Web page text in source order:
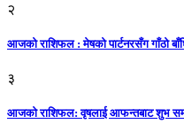
२
आजको राशिफल : मेषको पार्टनरसँग गाँठो
३
आजकाे राशिफल: वृषलाई आफन्तबाट शुभ